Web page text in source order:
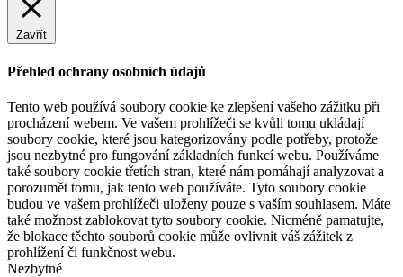
Zavřít
Přehled ochrany osobních údajů
Tento web používá soubory cookie ke zlepšení vašeho zážitku při
procházení webem. Ve vašem prohlížeči se kvůli tomu ukládají
soubory cookie, které jsou kategorizovány podle potřeby, protože
jsou nezbytné pro fungování základních funkcí webu. Používáme
také soubory cookie třetích stran, které nám pomáhají analyzovat a
porozumět tomu, jak tento web používáte. Tyto soubory cookie
budou ve vašem prohlížeči uloženy pouze s vaším souhlasem. Máte
také možnost zablokovat tyto soubory cookie. Nicméně pamatujte,
že blokace těchto souborů cookie může ovlivnit váš zážitek z
prohlížení či funkčnost webu.
Nezbytné